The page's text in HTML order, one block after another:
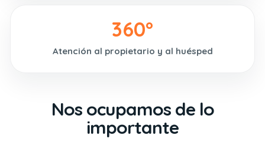
360°
Atención al propietario y al huésped
Nos ocupamos de lo
importante